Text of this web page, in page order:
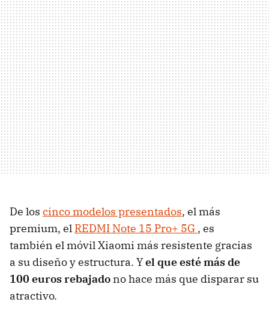
De los cinco modelos presentados, el más
premium, el REDMI Note 15 Pro+ 5G , es
también el móvil Xiaomi más resistente gracias
a su diseño y estructura. Yel que esté más de
100 euros rebajado no hace más que disparar su
atractivo.